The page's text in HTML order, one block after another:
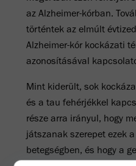
az Alzheimer-kórban.
történtek az elmúlt
Alzheimer-kór kockázati
azonosításával
Mint kiderült, sok
és a tau fehérjékkel
része arra irányul, hogy
játszanak szerepet ezek
betegségben, és hogy a